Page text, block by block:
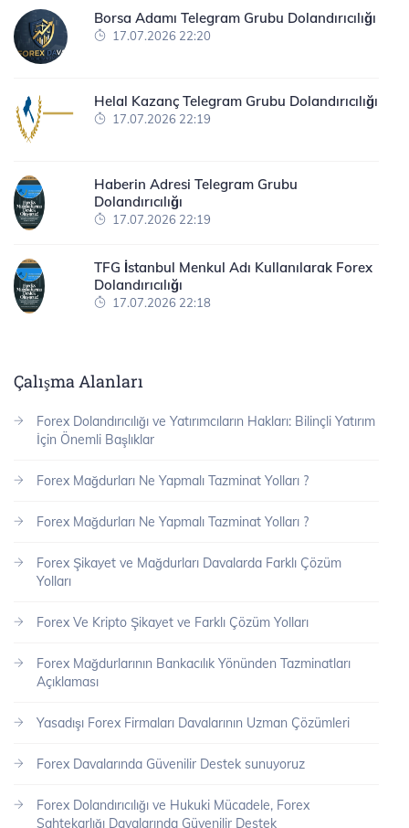
Borsa Adamı Telegram Grubu Dolandırıcılığı
17.07.2026 22:20
Helal Kazanç Telegram Grubu Dolandırıcılığı
17.07.2026 22:19
Haberin Adresi Telegram Grubu
Dolandırıcılığı
17.07.2026 22:19
TFG İstanbul Menkul Adı Kullanılarak Forex
Dolandırıcılığı
17.07.2026 22:18
Çalışma Alanları
Forex Dolandırıcılığı ve Yatırımcıların Hakları: Bilinçli Yatırım
İçin Önemli Başlıklar
Forex Mağdurları Ne Yapmalı Tazminat Yolları ?
Forex Mağdurları Ne Yapmalı Tazminat Yolları ?
Forex Şikayet ve Mağdurları Davalarda Farklı Çözüm
Yolları
Forex Ve Kripto Şikayet ve Farklı Çözüm Yolları
Forex Mağdurlarının Bankacılık Yönünden Tazminatları
Açıklaması
Yasadışı Forex Firmaları Davalarının Uzman Çözümleri
Forex Davalarında Güvenilir Destek sunuyoruz
Forex Dolandırıcılığı ve Hukuki Mücadele, Forex
Sahtekarlığı Davalarında Güvenilir Destek